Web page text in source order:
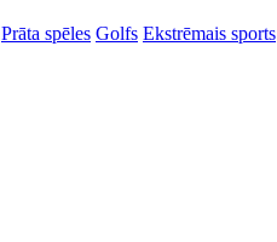
Prāta spēles Golfs Ekstrēmais sports